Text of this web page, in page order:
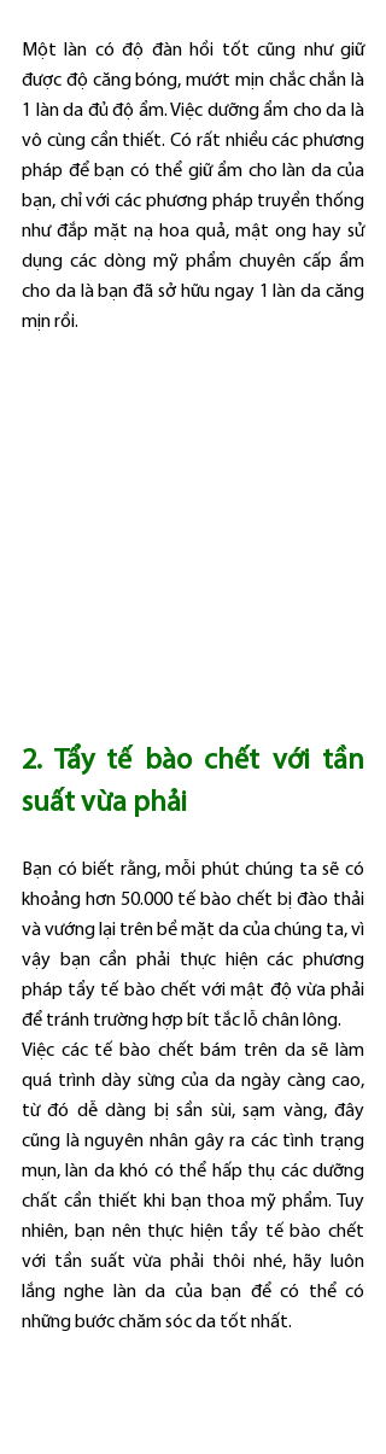
Một làn có độ đàn hồi tốt cũng như giữ
được độ căng bóng, mướt mịn chắc chắn là
1 làn da đủ độ ẩm. Việc dưỡng ẩm cho da là
vô cùng cần thiết. Có rất nhiều các phương
pháp để bạn có thể giữ ẩm cho làn da của
bạn, chỉ với các phương pháp truyền thống
như đắp mặt nạ hoa quả, mật ong hay sử
dụng các dòng mỹ phẩm chuyên cấp ẩm
cho da là bạn đã sở hữu ngay 1 làn da căng
mịn rồi.
2. Tẩy tế bào chết với tần
suất vừa phải
Bạn có biết rằng, mỗi phút chúng ta sẽ có
khoảng hơn 50.000 tế bào chết bị đào thải
và vướng lại trên bề mặt da của chúng ta, vì
vậy bạn cần phải thực hiện các phương
pháp tẩy tế bào chết với mật độ vừa phải
để tránh trường hợp bít tắc lỗ chân lông.
Việc các tế bào chết bám trên da sẽ làm
quá trình dày sừng của da ngày càng cao,
từ đó dễ dàng bị sần sùi, sạm vàng, đây
cũng là nguyên nhân gây ra các tình trạng
mụn, làn da khó có thể hấp thụ các dưỡng
chất cần thiết khi bạn thoa mỹ phẩm. Tuy
nhiên, bạn nên thực hiện tẩy tế bào chết
với tần suất vừa phải thôi nhé, hãy luôn
lắng nghe làn da của bạn để có thể có
những bước chăm sóc da tốt nhất.